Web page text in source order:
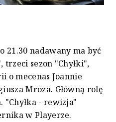
21.30 nadawany ma być
trzeci sezon "Chyłki",
o mecenas Joannie
Mroza. Główną rolę
"Chyłka - rewizja"
w Playerze.